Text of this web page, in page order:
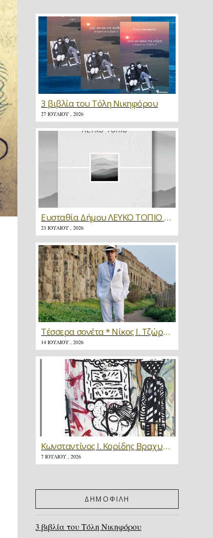
3 βιβλία του Τόλη Νικηφόρου
27 ΙΟΥΛΊΟΥ , 2026
Ευσταθία Δήμου ΛΕΥΚΟ ΤΟΠΙΟ * Κριτική
23 ΙΟΥΛΊΟΥ , 2026
Τέσσερα σονέτα * Νίκος Ι. Τζώρτζης
14 ΙΟΥΛΊΟΥ , 2026
Κωνσταντίνος Ι. Κορίδης Βραχυγραφίες * Κριτική
7 ΙΟΥΛΊΟΥ , 2026
ΔΗΜΟΦΙΛΗ
3 βιβλία του Τόλη Νικηφόρου